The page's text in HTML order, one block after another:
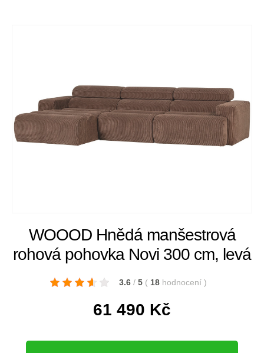
WOOOD Hnědá manšestrová
rohová pohovka Novi 300 cm, levá
3.6 / 5 ( 18 hodnocení )
61 490 Kč